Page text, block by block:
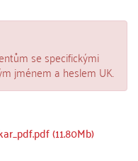
se specifickými
jménem a heslem UK.
(11.80Mb)